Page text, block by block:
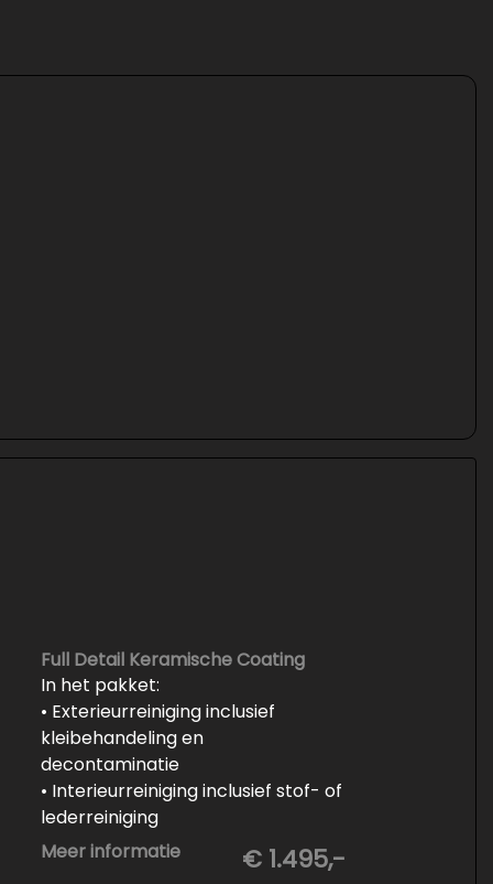
Full Detail Keramische Coating
In het pakket:
• Exterieurreiniging inclusief
kleibehandeling en
decontaminatie
• Interieurreiniging inclusief stof- of
lederreiniging
• 3-staps lakcorrectie
• Keramische Coating (+/- 5 jaar)
Meer informatie € 1.495,-